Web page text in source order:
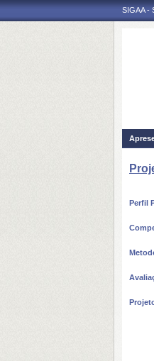
SIGAA -
Perfil